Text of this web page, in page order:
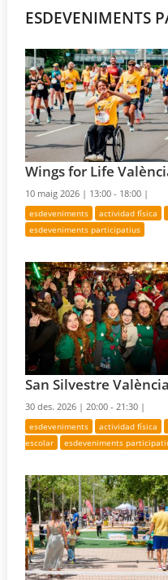
ESDEVENIMENTS
Wings for Life
10 maig 2026 | 13:00 - 18:00 |
esdeveniments actividad física
esdeveniments participatius
San Silvestre
30 des. 2026 |20:00 - 21:30 |
esdeveniments actividad física
escolar
esdeveniments